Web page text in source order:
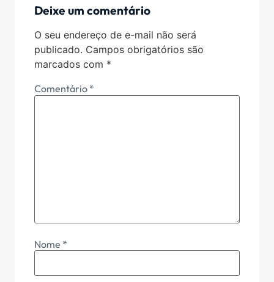
Deixe um comentário
O seu endereço de e-mail não será
publicado. Campos obrigatórios são
marcados com *
Comentário *
Nome *